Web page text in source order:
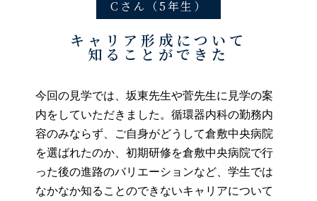
Cさん（5年生）
キャリア形成について
知ることができた
今回の見学では、坂東先生や菅先生に見学の案
内をしていただきました。循環器内科の勤務内
容のみならず、ご自身がどうして倉敷中央病院
を選ばれたのか、初期研修を倉敷中央病院で行
った後の進路のバリエーションなど、学生では
なかなか知ることのできないキャリアについて